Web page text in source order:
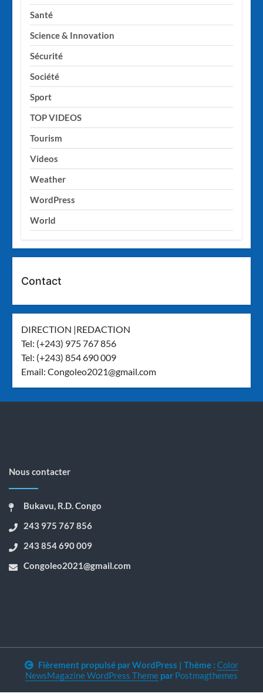
Santé
Science & Innovation
Sécurité
Société
Sport
TOP VIDEOS
Tourism
Videos
Weather
WordPress
World
Contact
DIRECTION |REDACTION
Tel: (+243) 975 767 856
Tel: (+243) 854 690 009
Email:Congoleo2021@gmail.com
Nous contacter
Bukavu, R.D. Congo
243 975 767 856
243 854 690 009
Congoleo2021@gmail.com
Fièrement propulsé par WordPress | Thème : Color
NewsMagazine WordPress Theme par Postmagthemes